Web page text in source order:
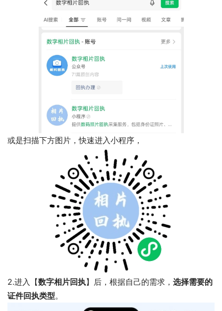
或是扫描下方图片，快速进入小程序，
2.进入【数字相片回执】后，根据自己的需求， 选择需要的
证件回执类型。